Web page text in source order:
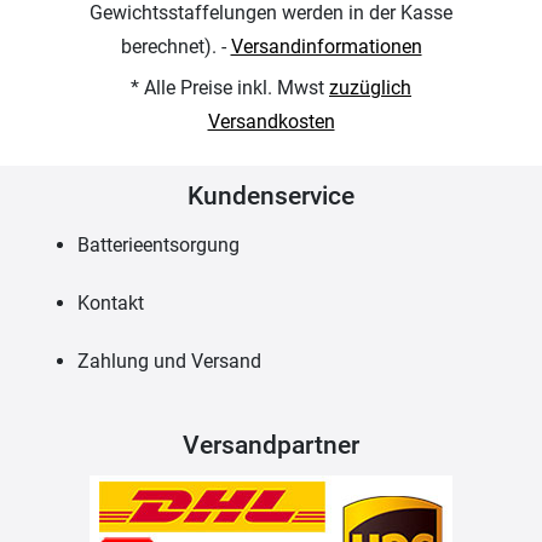
Gewichtsstaffelungen werden in der Kasse
berechnet). -Versandinformationen
* Alle Preise inkl. Mwst zuzüglich
Versandkosten
Kundenservice
Batterieentsorgung
Kontakt
Zahlung und Versand
Versandpartner